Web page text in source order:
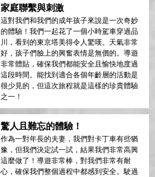
家庭聯繫與刺激
這對我們和我們的成年孩子來說是一次奇妙
的體驗！我們一起花了一個小時駕車穿過品
川，看到的東京塔美得令人驚嘆。天氣非常
好，孩子們臉上的興奮表情是無價的。導遊
非常體貼，確保我們都能安全且愉快地度過
這段時間。能找到適合各個年齡層的活動是
很少見的，但這次旅程就是這樣的珍貴體驗
之一！
驚人且難忘的體驗！
作為一對年長的夫妻，我們對卡丁車有些猶
豫，但我們決定試一試，結果我們非常高興
這麼做了！導遊非常棒，對我們非常有耐
心，確保我們整個過程中都感到安全。駛過